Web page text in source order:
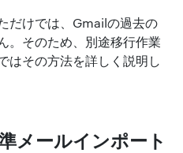
だけでは、Gmailの過去の
。そのため、別途移行作業
はその方法を詳しく説明し
メールインポート